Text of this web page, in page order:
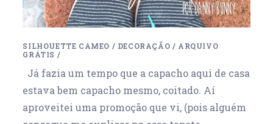
SILHOUETTE CAMEO / DECORAÇÃO / ARQUIVO
GRÁTIS /
Já fazia um tempo que a capacho aqui de casa
estava bem capacho mesmo, coitado. Aí
aproveitei uma promoção que vi, (pois alguém